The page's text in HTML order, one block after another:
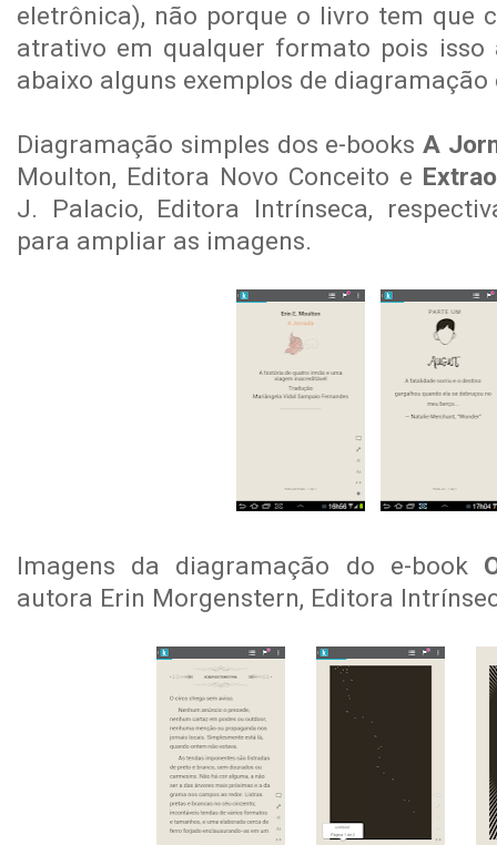
eletrônica), não porque o livro tem que
atrativo em qualquer formato pois
abaixo alguns exemplos de diagramação
Diagramação simples dos e-booksA
Moulton, Editora Novo Conceito e
J. Palacio, Editora Intrínseca,
para ampliar as imagens.
Imagens da diagramação do e-book
autora Erin Morgenstern, Editora